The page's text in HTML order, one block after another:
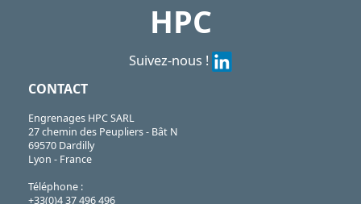
HPC
Suivez-nous !
CONTACT
Engrenages HPC SARL
27 chemin des Peupliers - Bât N
69570 Dardilly
Lyon - France
Téléphone :
+33(0)4 37 496 496